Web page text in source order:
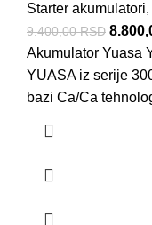
Starter akumulatori,
9.400,00RSD
Akumulator Yuasa
YUASA iz serije
bazi Ca/Ca